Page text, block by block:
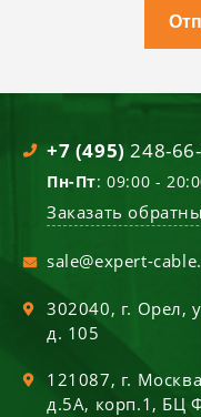
+7 (495) 248-
Пн-Пт: 09:00 -
Заказать
sale@expert-
302040, г. Орел,
д. 105
121087, г. Москва
д.5А, корп.1, БЦ